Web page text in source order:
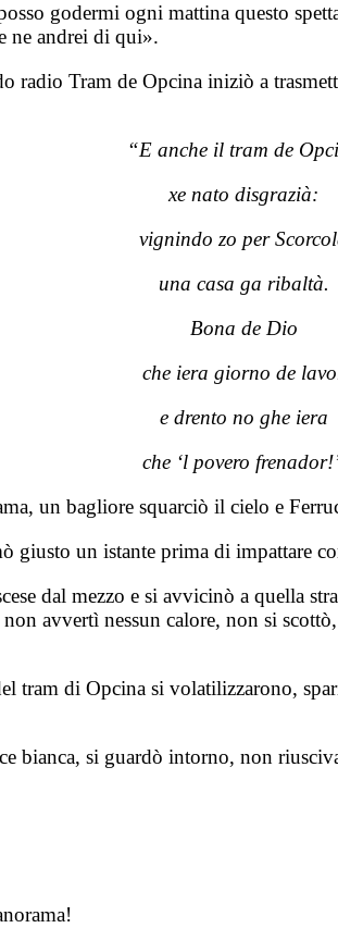
godermi ogni mattina questo
ne andrei di qui».
radio Tram de Opcina iniziò a
“E anche il tram de
xe nato disgrazià:
vignindo zo per
una casa ga ribaltà.
Bona de Dio
che iera giorno de
e drento no ghe iera
che ‘l povero
un bagliore squarciò il cielo e
giusto un istante prima di impattare
dal mezzo e si avvicinò a quella
avvertì nessun calore, non si
tram di Opcina si volatilizzarono,
bianca, si guardò intorno, non